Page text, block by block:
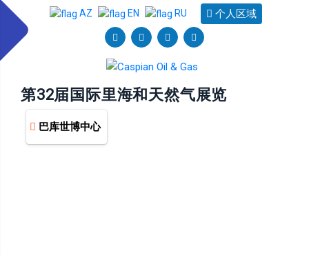
AZ EN RU 个人区域
第32届国际里海和天然气展览
巴库世博中心